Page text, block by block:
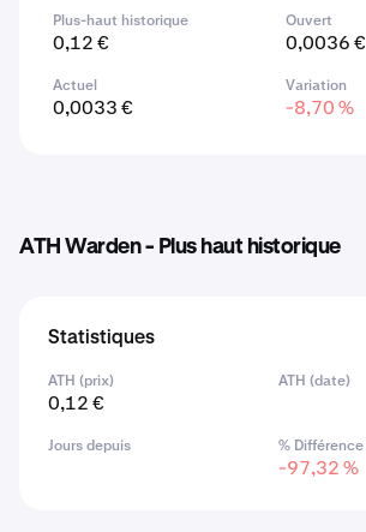
Plus-haut historique
0,12 €
Ouvert
0,0036 €
Actuel
0,0033 €
Variation
-8,70 %
ATH Warden - Plus haut historique
Statistiques
ATH (prix)
0,12 €
ATH (date)
Jours depuis %
-97,32 %